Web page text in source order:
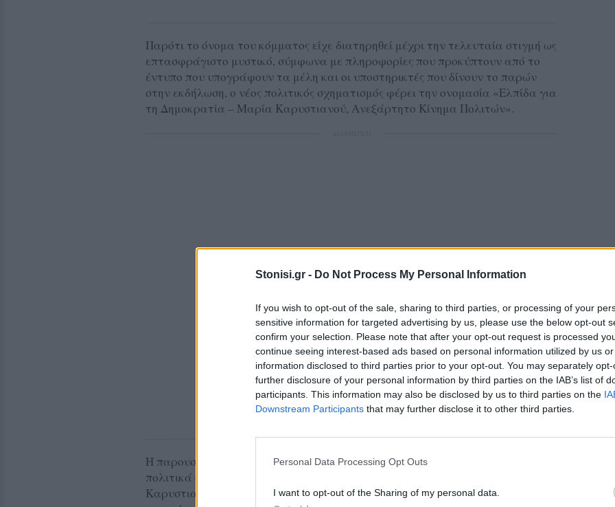
Stonisi.gr - Do Not Process My Personal Information
If you wish to opt-out of the sale, sharing to third parties, or processing of your
sensitive information for targeted advertising by us, please use the below opt-out
confirm your selection. Please note that after your opt-out request is processed
continue seeing interest-based ads based on personal information utilized by us
information disclosed to third parties prior to your opt-out. You may separately
further disclosure of your personal information by third parties on the IAB’s list of
participants. This information may also be disclosed by us to third parties on the
Downstream Participants that may further disclose it to other third parties.
Personal Data Processing Opt Outs
I want to opt-out of the Sharing of my personal data.
Παρότι το όνομα του κόμματος είχε διατηρηθεί μέχρι την τελευταία στιγμή ως
επτασφράγιστο μυστικό, σύμφωνα με πληροφορίες που προκύπτουν από το
έντυπο που υπογράφουν τα μέλη και οι υποστηρικτές που δίνουν το παρών
στην εκδήλωση, ο νέος πολιτικός σχηματισμός φέρει την ονομασία «Ελπίδα για
τη Δημοκρατία – Μαρία Καρυστιανού, Ανεξάρτητο Κίνημα Πολιτών».
Η παρουσίαση του κόμματος πραγματοποιείται σε ιδιαίτερα φορτισμένο
πολιτικά κλίμα, ενώ αναμένεται με ενδιαφέρον η ιδρυτική ομιλία της Μαρίας
Καρυστιανού, η οποία το τελευταίο διάστημα έχει αποκτήσει έντονη δημόσια